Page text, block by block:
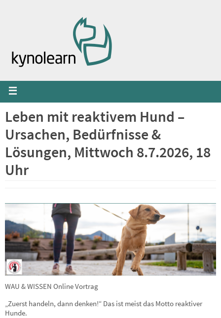
Leben mit reaktivem Hund –
Ursachen, Bedürfnisse &
Lösungen, Mittwoch 8.7.2026, 18
Uhr
WAU & WISSEN Online Vortrag
„Zuerst handeln, dann denken!“ Das ist meist das Motto reaktiver
Hunde.